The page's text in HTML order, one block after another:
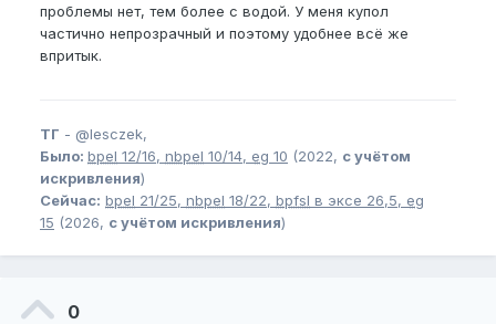
проблемы нет, тем более с водой. У меня купол
частично непрозрачный и поэтому удобнее всё же
впритык.
ТГ - @lesczek,
Было: bpel 12/16, nbpel 10/14, eg 10 (2022, с учётом
искривления)
Сейчас: bpel 21/25, nbpel 18/22, bpfsl в эксе 26,5, eg
15 (2026, с учётом искривления)
0